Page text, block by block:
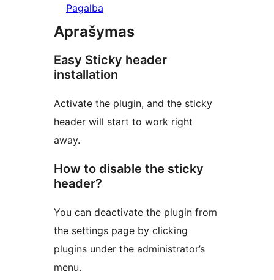
Pagalba
Aprašymas
Easy Sticky header
installation
Activate the plugin, and the sticky
header will start to work right
away.
How to disable the sticky
header?
You can deactivate the plugin from
the settings page by clicking
plugins under the administrator’s
menu.